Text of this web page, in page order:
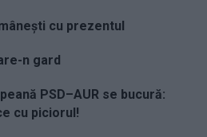
cu prezentul
n gard
PSD–AUR se bucură:
cu piciorul!